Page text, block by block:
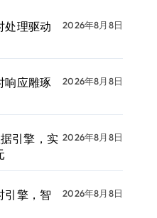
处理驱动
2026年8月8日
响应雕琢
2026年8月8日
引擎，实 2026年8月8日
引擎，智
2026年8月8日